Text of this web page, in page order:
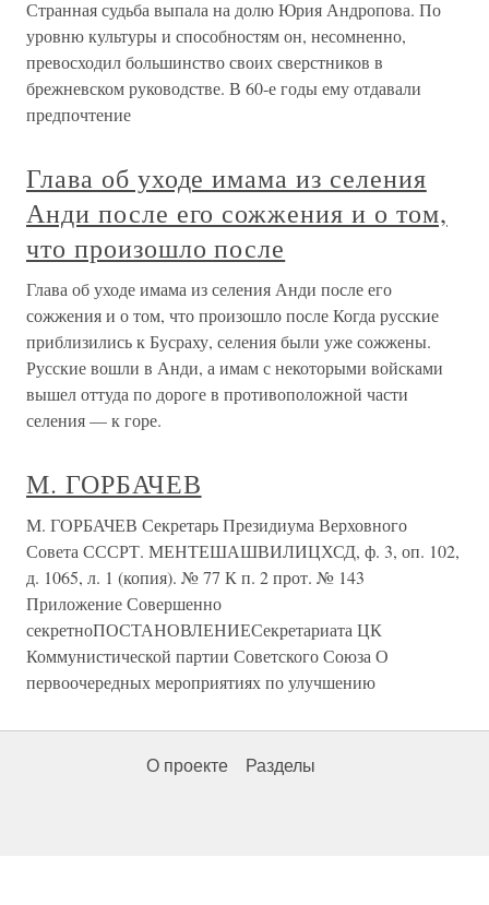
Странная судьба выпала на долю Юрия Андропова. По
уровню культуры и способностям он, несомненно,
превосходил большинство своих сверстников в
брежневском руководстве. В 60-е годы ему отдавали
предпочтение
Глава об уходе имама из селения
Анди после его сожжения и о том,
что произошло после
Глава об уходе имама из селения Анди после его
сожжения и о том, что произошло после Когда русские
приблизились к Бусраху, селения были уже сожжены.
Русские вошли в Анди, а имам с некоторыми войсками
вышел оттуда по дороге в противоположной части
селения — к горе.
М. ГОРБАЧЕВ
М. ГОРБАЧЕВ Секретарь Президиума Верховного
Совета СССРТ. МЕНТЕШАШВИЛИЦХСД, ф. 3, оп. 102,
д. 1065, л. 1 (копия). № 77 К п. 2 прот. № 143
Приложение Совершенно
секретноПОСТАНОВЛЕНИЕСекретариата ЦК
Коммунистической партии Советского Союза О
первоочередных мероприятиях по улучшению
О проекте Разделы